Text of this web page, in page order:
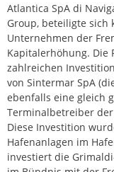
Atlantica SpA di
Group, beteiligte sich
Unternehmen der
Kapitalerhöhung. Die
zahlreichen
von Sintermar SpA
ebenfalls eine gleich
Terminalbetreiber
Diese Investition
Hafenanlagen im
investiert die